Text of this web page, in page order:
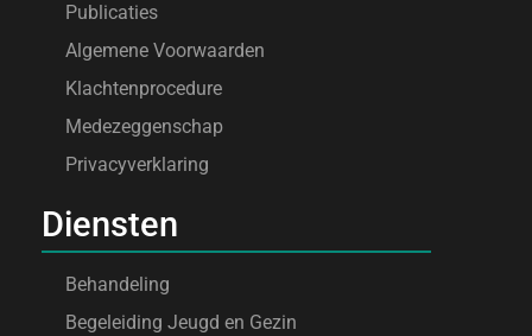
Publicaties
Algemene Voorwaarden
Klachtenprocedure
Medezeggenschap
Privacyverklaring
Diensten
Behandeling
Begeleiding Jeugd en Gezin